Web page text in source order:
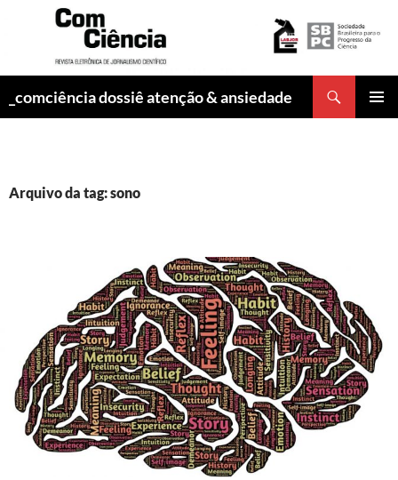
_comciência dossiê atenção & ansiedade
Arquivo da tag: sono